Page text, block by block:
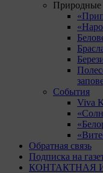
Природные
События
Viva
Обратная связь
Подписка на
КОНТАКТНАЯ